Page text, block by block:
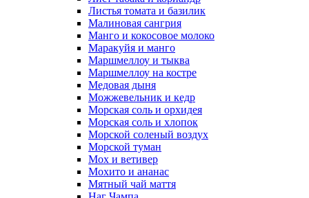
Листья томата и базилик
Малиновая сангрия
Манго и кокосовое молоко
Маракуйя и манго
Маршмеллоу и тыква
Маршмеллоу на костре
Медовая дыня
Можжевельник и кедр
Морская соль и орхидея
Морская соль и хлопок
Морской соленый воздух
Морской туман
Мох и ветивер
Мохито и ананас
Мятный чай маття